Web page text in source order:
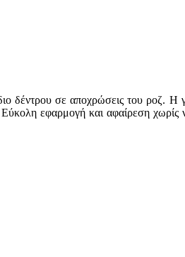
δέντρου σε αποχρώσεις του ροζ. Η
εφαρμογή και αφαίρεση